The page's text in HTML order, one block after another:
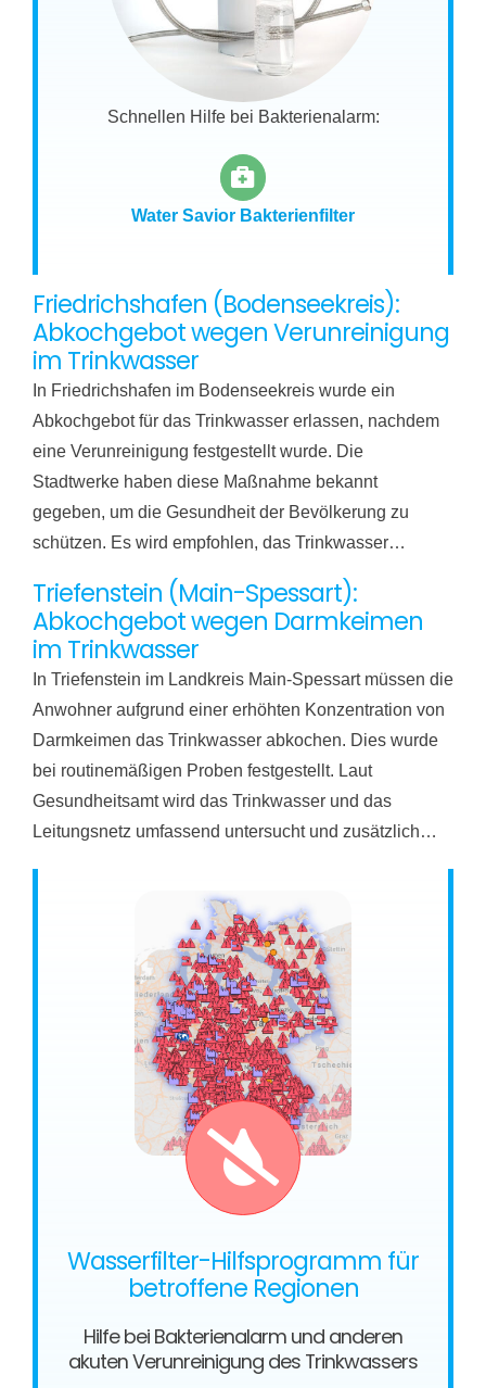
Schnellen Hilfe bei Bakterienalarm:
Water Savior Bakterienfilter
Friedrichshafen (Bodenseekreis):
Abkochgebot wegen Verunreinigung
im Trinkwasser
In Friedrichshafen im Bodenseekreis wurde ein
Abkochgebot für das Trinkwasser erlassen, nachdem
eine Verunreinigung festgestellt wurde. Die
Stadtwerke haben diese Maßnahme bekannt
gegeben, um die Gesundheit der Bevölkerung zu
schützen. Es wird empfohlen, das Trinkwasser…
Triefenstein (Main-Spessart):
Abkochgebot wegen Darmkeimen
im Trinkwasser
In Triefenstein im Landkreis Main-Spessart müssen die
Anwohner aufgrund einer erhöhten Konzentration von
Darmkeimen das Trinkwasser abkochen. Dies wurde
bei routinemäßigen Proben festgestellt. Laut
Gesundheitsamt wird das Trinkwasser und das
Leitungsnetz umfassend untersucht und zusätzlich…
Wasserfilter-Hilfsprogramm für
betroffene Regionen
Hilfe bei Bakterienalarm und anderen
akuten Verunreinigung des Trinkwassers